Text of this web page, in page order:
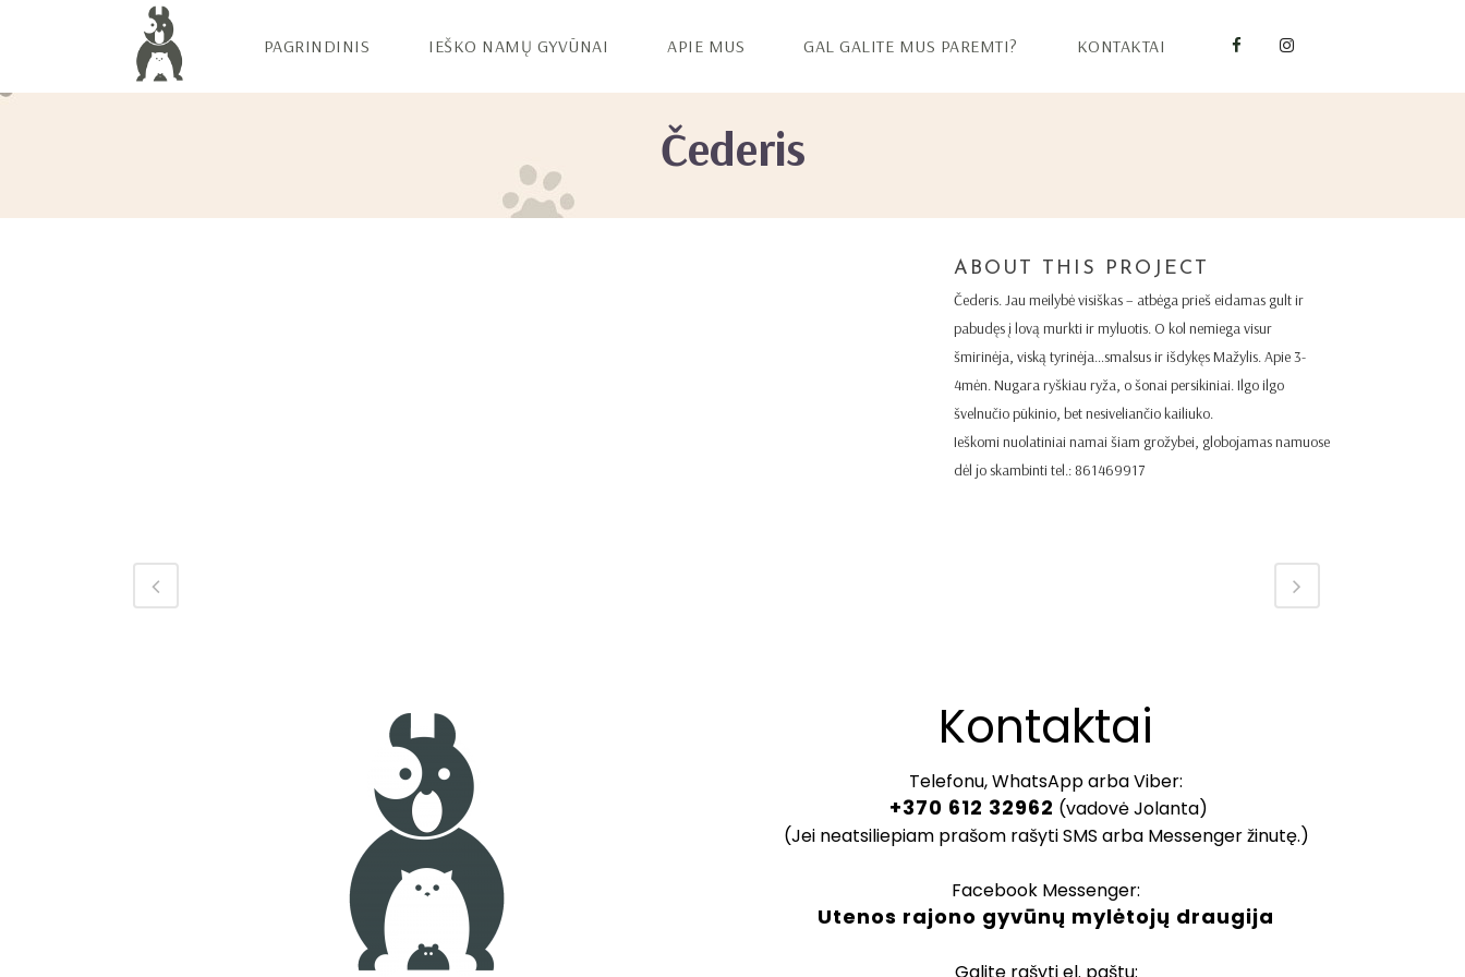
PAGRINDINIS IEŠKO NAMŲ GYVŪNAI APIE MUS GAL GALITE MUS PAREMTI? KONTAKTAI
Čederis
ABOUT THIS PROJECT
Čederis. Jau meilybė visiškas – atbėga prieš eidamas gult ir
pabudęs į lovą murkti ir myluotis. O kol nemiega visur
šmirinėja, viską tyrinėja…smalsus ir išdykęs Mažylis. Apie 3-
4mėn. Nugara ryškiau ryža, o šonai persikiniai. Ilgo ilgo
švelnučio pūkinio, bet nesiveliančio kailiuko.
Ieškomi nuolatiniai namai šiam grožybei, globojamas namuose
dėl jo skambinti tel.: 861469917
Kontaktai
Telefonu, WhatsApp arba Viber:
+370 612 32962 (vadovė Jolanta)
(Jei neatsiliepiam prašom rašyti SMS arba Messenger žinutę.)
Facebook Messenger:
Utenos rajono gyvūnų mylėtojų draugija